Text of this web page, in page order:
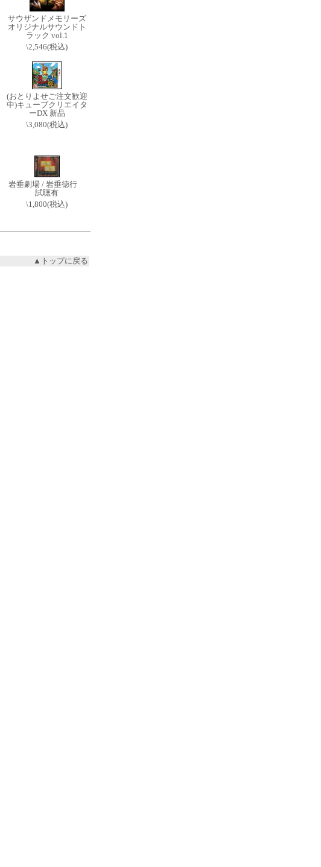
サウザンドメモリーズ
オリジナルサウンドト
ラック vol.1
\2,546(税込)
(おとりよせご注文歓迎
中)キューブクリエイタ
ーDX 新品
\3,080(税込)
岩垂劇場 / 岩垂徳行
試聴有
\1,800(税込)
▲トップに戻る